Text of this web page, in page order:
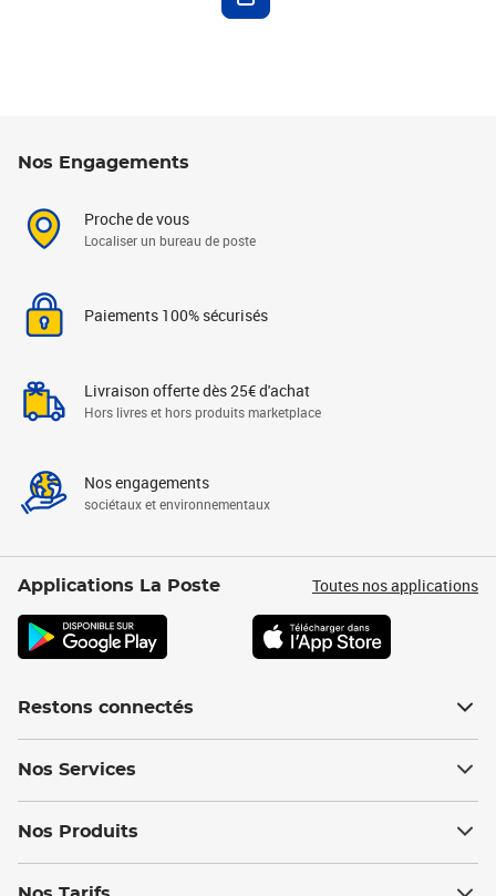
Nos Engagements
Proche de vous
Localiser un bureau de poste
Paiements 100% sécurisés
Livraison offerte dès 25€ d'achat
Hors livres et hors produits marketplace
Nos engagements
sociétaux et environnementaux
Applications La Poste Toutes nos applications
Restons connectés
Nos Services
Nos Produits